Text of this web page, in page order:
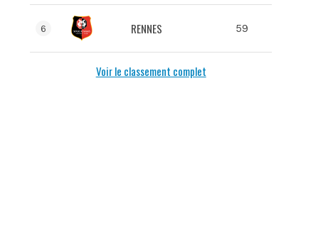
6 RENNES 59
Voir le classement complet